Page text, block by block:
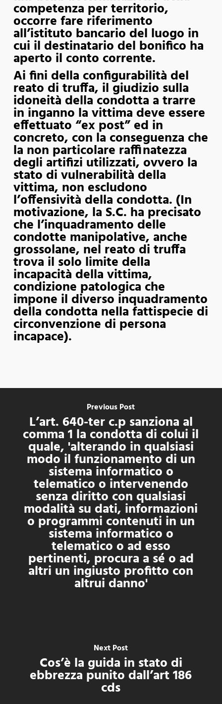
competenza per territorio,
occorre fare riferimento
all’istituto bancario del luogo in
cui il destinatario del bonifico ha
aperto il conto corrente.
Ai fini della configurabilità del
reato di truffa, il giudizio sulla
idoneità della condotta a trarre
in inganno la vittima deve essere
effettuato “ex post” ed in
concreto, con la conseguenza che
la non particolare raffinatezza
degli artifizi utilizzati, ovvero la
stato di vulnerabilità della
vittima, non escludono
l’offensività della condotta. (In
motivazione, la S.C. ha precisato
che l’inquadramento delle
condotte manipolative, anche
grossolane, nel reato di truffa
trova il solo limite della
incapacità della vittima,
condizione patologica che
impone il diverso inquadramento
della condotta nella fattispecie di
circonvenzione di persona
incapace).
Previous Post
L’art. 640-ter c.p sanziona al
comma 1 la condotta di colui il
quale, 'alterando in qualsiasi
modo il funzionamento di un
sistema informatico o
telematico o intervenendo
senza diritto con qualsiasi
modalità su dati, informazioni
o programmi contenuti in un
sistema informatico o
telematico o ad esso
pertinenti, procura a sé o ad
altri un ingiusto profitto con
altrui danno'
Next Post
Cos’è la guida in stato di
ebbrezza punito dall’art 186
cds